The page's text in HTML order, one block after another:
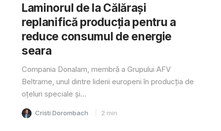
Laminorul de la Călărași
replanifică producția pentru a
reduce consumul de energie
seara
Compania Donalam, membră a Grupului AFV
Beltrame, unul dintre liderii europeni în producția de
oțeluri speciale și...
Cristi Dorombach 2 min